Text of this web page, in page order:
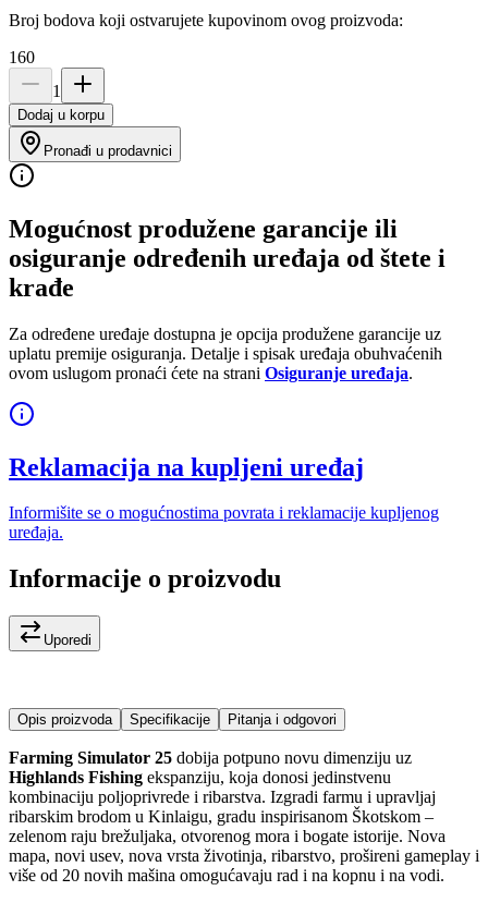
Broj bodova koji ostvarujete kupovinom ovog proizvoda:
160
1
Dodaj u korpu
Pronađi u prodavnici
Mogućnost produžene garancije ili
osiguranje određenih uređaja od štete i
krađe
Za određene uređaje dostupna je opcija produžene garancije uz
uplatu premije osiguranja. Detalje i spisak uređaja obuhvaćenih
ovom uslugom pronaći ćete na strani Osiguranje uređaja.
Reklamacija na kupljeni uređaj
Informišite se o mogućnostima povrata i reklamacije kupljenog
uređaja.
Informacije o proizvodu
Uporedi
Opis proizvoda Specifikacije Pitanja i odgovori
Farming Simulator 25 dobija potpuno novu dimenziju uz
Highlands Fishing ekspanziju, koja donosi jedinstvenu
kombinaciju poljoprivrede i ribarstva. Izgradi farmu i upravljaj
ribarskim brodom u Kinlaigu, gradu inspirisanom Škotskom –
zelenom raju brežuljaka, otvorenog mora i bogate istorije. Nova
mapa, novi usev, nova vrsta životinja, ribarstvo, prošireni gameplay i
više od 20 novih mašina omogućavaju rad i na kopnu i na vodi.